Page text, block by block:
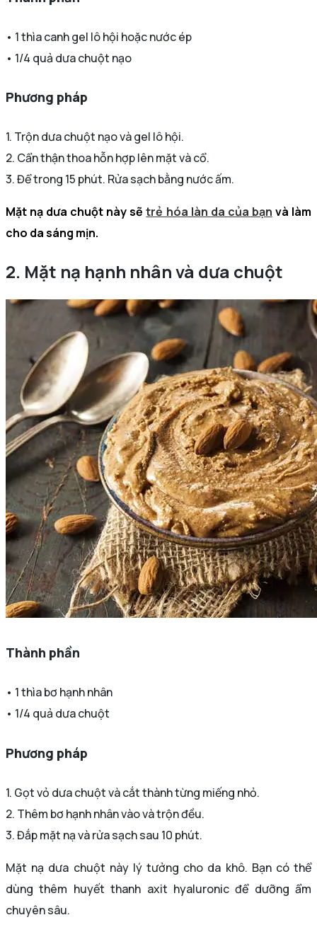
• 1 thìa canh gel lô hội hoặc nước ép
• 1/4 quả dưa chuột nạo
Phương pháp
1. Trộn dưa chuột nạo và gel lô hội.
2. Cẩn thận thoa hỗn hợp lên mặt và cổ.
3. Để trong 15 phút. Rửa sạch bằng nước ấm.
Mặt nạ dưa chuột này sẽtrẻ hóa làn da của bạn và làm
cho da sáng mịn.
2. Mặt nạ hạnh nhân và dưa chuột
Thành phần
• 1 thìa bơ hạnh nhân
• 1/4 quả dưa chuột
Phương pháp
1. Gọt vỏ dưa chuột và cắt thành từng miếng nhỏ.
2. Thêm bơ hạnh nhân vào và trộn đều.
3. Đắp mặt nạ và rửa sạch sau 10 phút.
Mặt nạ dưa chuột này lý tưởng cho da khô. Bạn có thể
dùng thêm huyết thanh axit hyaluronic để dưỡng ẩm
chuyên sâu.